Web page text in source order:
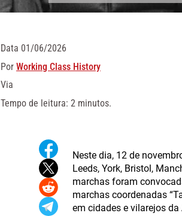
Data 01/06/2026
Por Working Class History
Via
Tempo de leitura: 2 minutos.
Neste dia, 12 de
Leeds, York, Bristol,
marchas foram
marchas coordenadas
em cidades e vilarejos